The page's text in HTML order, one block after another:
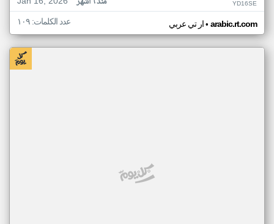
YD16SE
ار تي عربي• arabic.rt.com عدد الكلمات: ١٠٩